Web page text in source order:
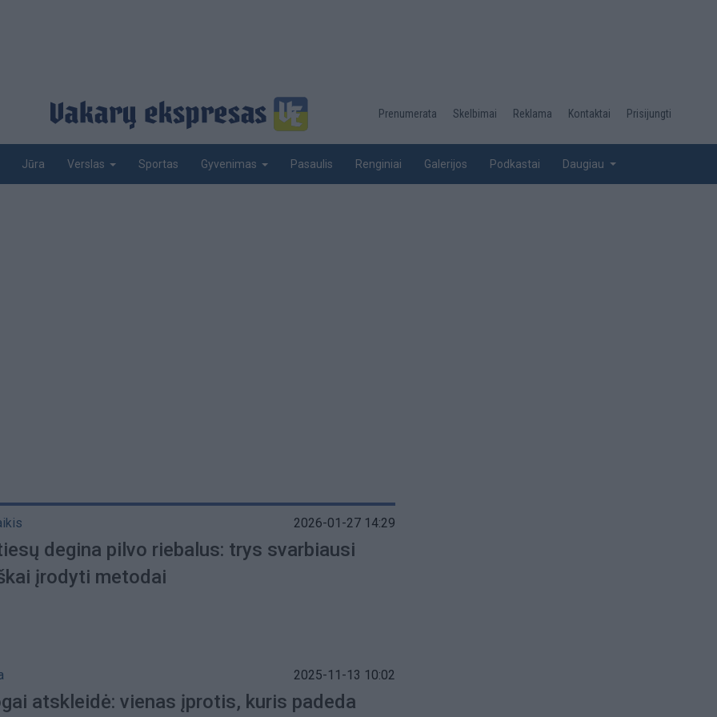
Desktop
top
Prenumerata Skelbimai Reklama Kontaktai Prisijungti
Jūra Verslas Sportas Gyvenimas Pasaulis Renginiai Galerijos Podkastai Daugiau
2026-01-27 14:29
degina pilvo riebalus: trys svarbiausi
įrodyti metodai
2025-11-13 10:02
atskleidė: vienas įprotis, kuris padeda